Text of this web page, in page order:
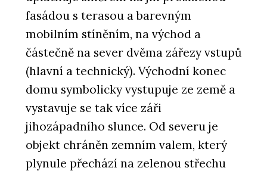
fasádou s terasou a barevným
mobilním stíněním, na východ a
částečně na sever dvěma zářezy vstupů
(hlavní a technický). Východní konec
domu symbolicky vystupuje ze země a
vystavuje se tak více záři
jihozápadního slunce. Od severu je
objekt chráněn zemním valem, který
plynule přechází na zelenou střechu